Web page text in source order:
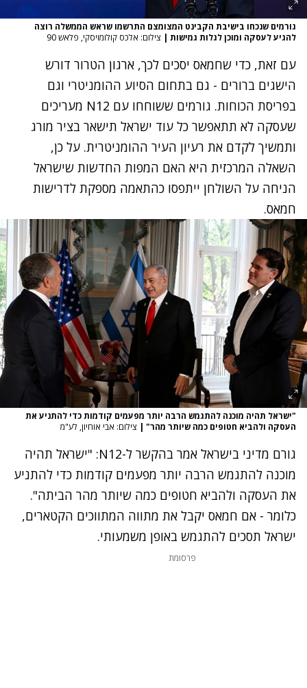
גורמים שנכחו בישיבת הקבינט המצומצם התרשמו שראש הממשלה רוצה
להגיע לעסקה ומוכן לגלות גמישות | צילום: אלכס קולומויסקי, פלאש 90
עם זאת, כדי שחמאס יסכים לכך, ארגון הטרור דורש
הישגים ברורים - גם בתחום הסיוע ההומניטרי וגם
בפריסת הכוחות. גורמים ששוחחו עם N12 מעריכים
שעסקה לא תתאפשר כל עוד ישראל תישאר בציר מורג
ותמשיך לקדם את רעיון העיר ההומניטרית. על כן,
השאלה המרכזית היא האם המפות החדשות שישראל
הניחה על השולחן ייתפסו כהתאמה מספקת לדרישות
חמאס.
"ישראל תהיה מוכנה להתגמש הרבה יותר מפעמים קודמות כדי להתניע את
העסקה ולהביא חטופים כמה שיותר מהר" | צילום: אבי אוחיון, לע"מ
גורם מדיני בישראל אמר בהקשר ל-N12: "ישראל תהיה
מוכנה להתגמש הרבה יותר מפעמים קודמות כדי להתניע
את העסקה ולהביא חטופים כמה שיותר מהר הביתה".
כלומר - אם חמאס יקבל את מתווה המתווכים הקטארים,
ישראל תסכים להתגמש באופן משמעותי.
פרסומת